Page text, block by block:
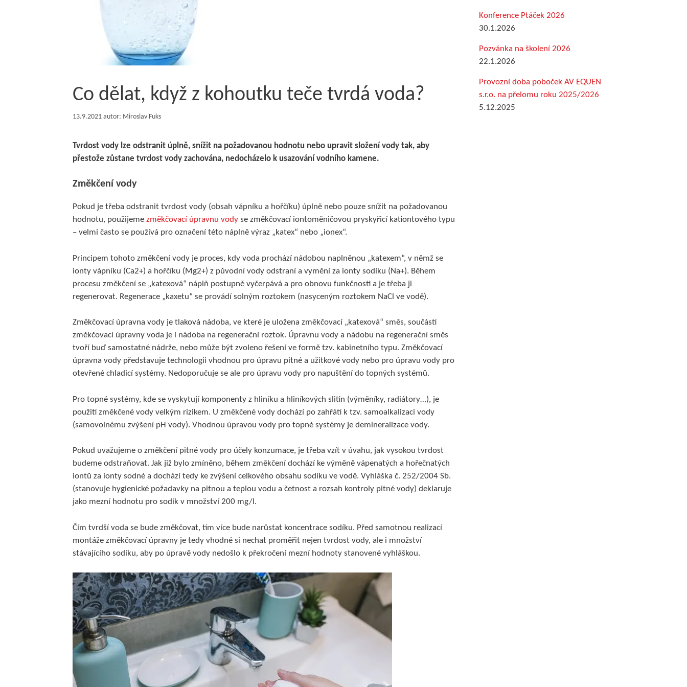
Co dělat, když z kohoutku teče tvrdá voda?
13.9.2021 autor: Miroslav Fuks
Tvrdost vody lze odstranit úplně, snížit na požadovanou hodnotu nebo upravit složení vody tak, aby
přestože zůstane tvrdost vody zachována, nedocházelo k usazování vodního kamene.
Změkčení vody
Pokud je třeba odstranit tvrdost vody (obsah vápníku a hořčíku) úplně nebo pouze snížit na požadovanou
hodnotu, použijeme změkčovací úpravnu vody se změkčovací iontoměničovou pryskyřicí kationtového typu
– velmi často se používá pro označení této náplně výraz „katex“ nebo „ionex“.
Principem tohoto změkčení vody je proces, kdy voda prochází nádobou naplněnou „katexem“, v němž se
ionty vápníku (Ca2+) a hořčíku (Mg2+) z původní vody odstraní a vymění za ionty sodíku (Na+). Během
procesu změkčení se „katexová“ náplň postupně vyčerpává a pro obnovu funkčnosti a je třeba ji
regenerovat. Regenerace „kaxetu“ se provádí solným roztokem (nasyceným roztokem NaCl ve vodě).
Změkčovací úpravna vody je tlaková nádoba, ve které je uložena změkčovací „katexová“ směs, součástí
změkčovací úpravny voda je i nádoba na regenerační roztok. Úpravnu vody a nádobu na regenerační směs
tvoří buď samostatné nádrže, nebo může být zvoleno řešení ve formě tzv. kabinetního typu. Změkčovací
úpravna vody představuje technologii vhodnou pro úpravu pitné a užitkové vody nebo pro úpravu vody pro
otevřené chladicí systémy. Nedoporučuje se ale pro úpravu vody pro napuštění do topných systémů.
Pro topné systémy, kde se vyskytují komponenty z hliníku a hliníkových slitin (výměníky, radiátory…), je
použití změkčené vody velkým rizikem. U změkčené vody dochází po zahřátí k tzv. samoalkalizaci vody
(samovolnému zvýšení pH vody). Vhodnou úpravou vody pro topné systémy je demineralizace vody.
Pokud uvažujeme o změkčení pitné vody pro účely konzumace, je třeba vzít v úvahu, jak vysokou tvrdost
budeme odstraňovat. Jak již bylo zmíněno, během změkčení dochází ke výměně vápenatých a hořečnatých
iontů za ionty sodné a dochází tedy ke zvýšení celkového obsahu sodíku ve vodě. Vyhláška č. 252/2004 Sb.
(stanovuje hygienické požadavky na pitnou a teplou vodu a četnost a rozsah kontroly pitné vody) deklaruje
jako mezní hodnotu pro sodík v množství 200 mg/l.
Čím tvrdší voda se bude změkčovat, tím více bude narůstat koncentrace sodíku. Před samotnou realizací
montáže změkčovací úpravny je tedy vhodné si nechat proměřit nejen tvrdost vody, ale i množství
stávajícího sodíku, aby po úpravě vody nedošlo k překročení mezní hodnoty stanovené vyhláškou.
Konference Ptáček 2026
30.1.2026
Pozvánka na školení 2026
22.1.2026
Provozní doba poboček AV EQUEN
s.r.o. na přelomu roku 2025/2026
5.12.2025